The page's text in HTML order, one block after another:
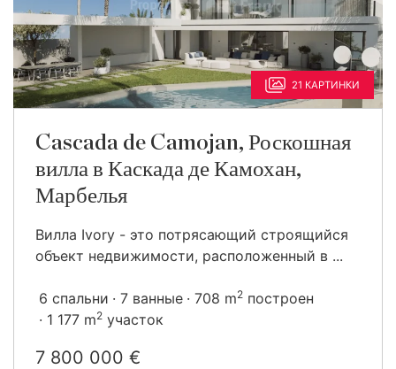
21 КАРТИНКИ
Cascada de Camojan, Роскошная
вилла в Каскада де Камохан,
Марбелья
Вилла Ivory - это потрясающий строящийся
объект недвижимости, расположенный в ...
6 спальни 7 ванные 708 m2 построен
1 177 m2 участок
7 800 000 €